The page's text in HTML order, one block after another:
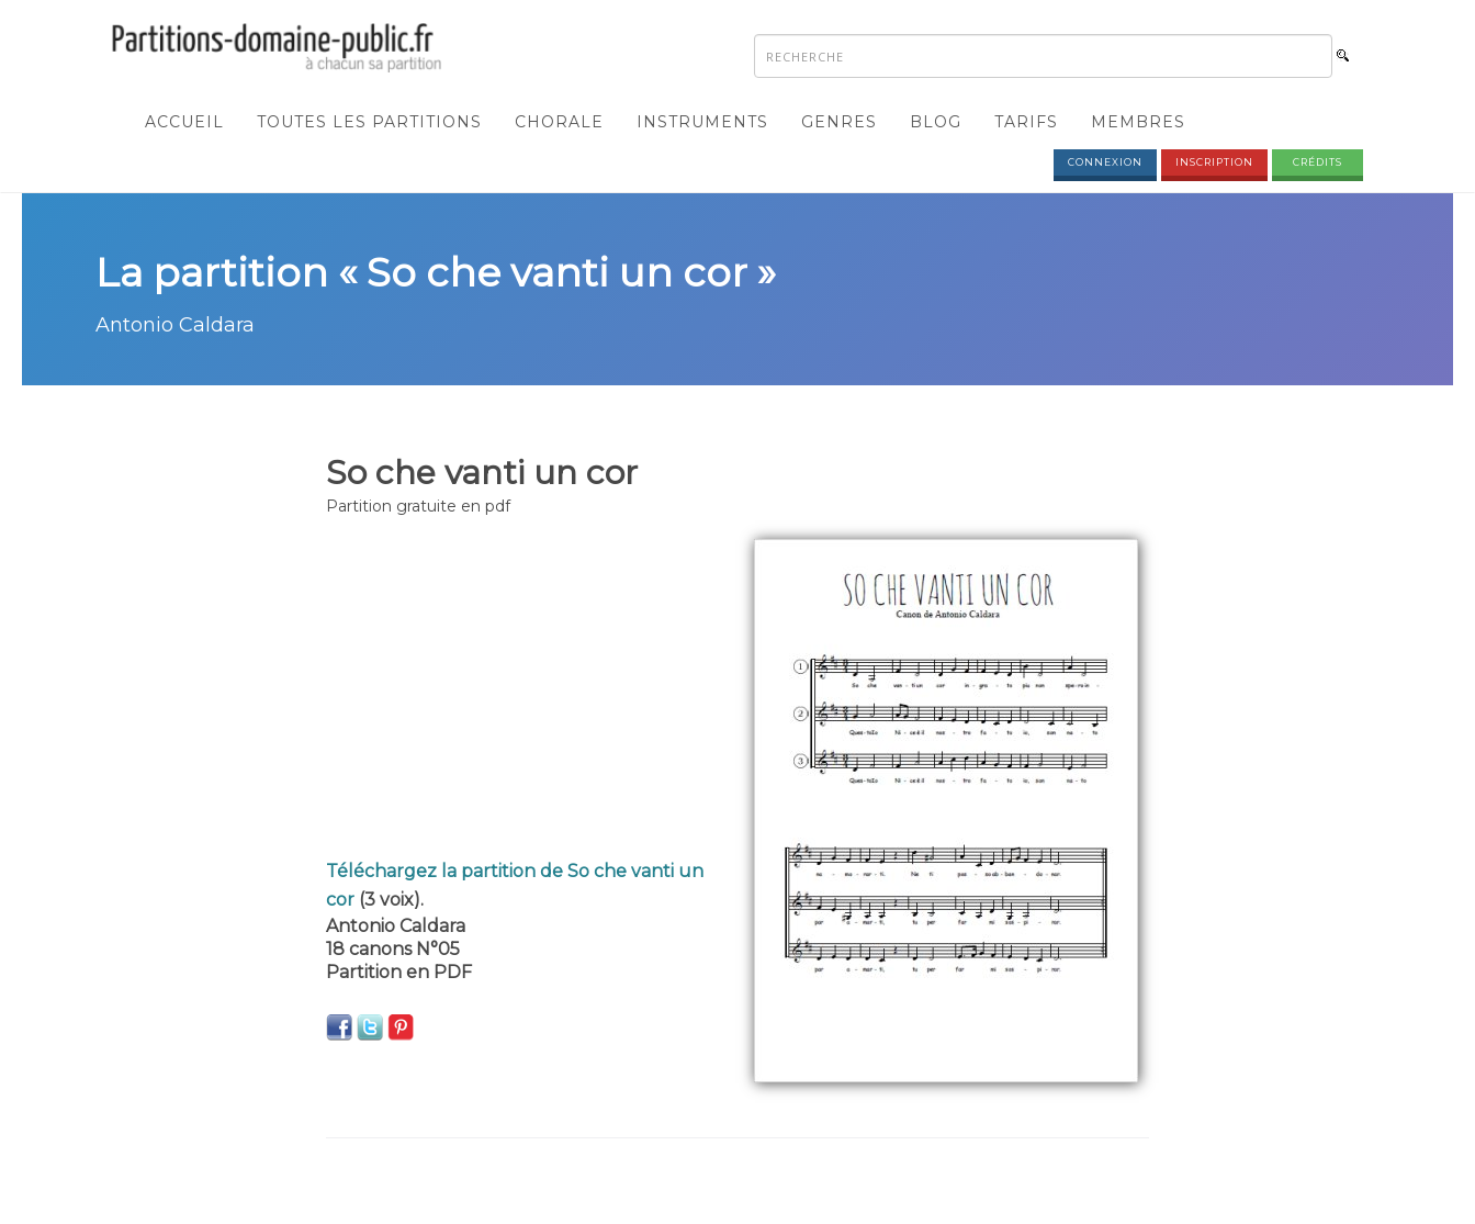
ACCUEIL TOUTES LES PARTITIONS CHORALE INSTRUMENTS GENRES BLOG TARIFS MEMBRES
CONNEXION INSCRIPTION CRÉDITS
La partition « So che vanti un cor »
Antonio Caldara
So che vanti un cor
Partition gratuite en pdf
Téléchargez la partition de So che vanti un
cor (3 voix).
Antonio Caldara
18 canons N°05
Partition en PDF